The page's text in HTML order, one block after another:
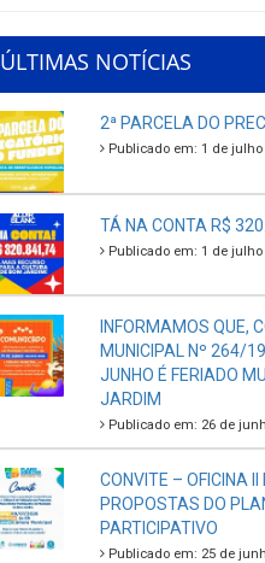
ÚLTIMAS NOTÍCIAS
2ª PARCELA DO
Publicado em: 1 de julho
TÁ NA CONTA R$
Publicado em: 1 de julho
INFORMAMOS QUE,
MUNICIPAL Nº 264/
JUNHO É FERIADO
JARDIM
Publicado em: 26 de
CONVITE – OFICINA
PROPOSTAS DO
PARTICIPATIVO
Publicado em: 25 de